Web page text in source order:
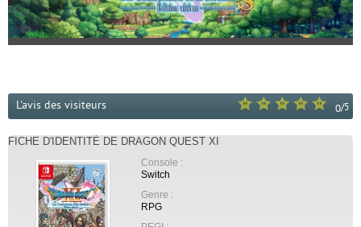
0/5
L'avis des visiteurs
FICHE D'IDENTITÉ DE DRAGON QUEST XI
Console :
Switch
Genre :
RPG